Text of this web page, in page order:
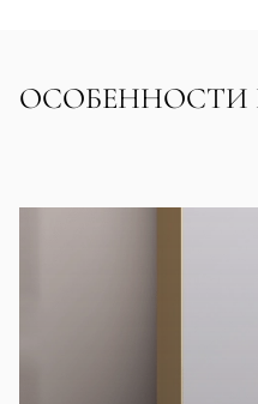
ОСОБЕННОСТИ